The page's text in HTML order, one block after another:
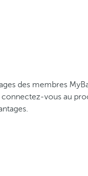
des membres
vous au